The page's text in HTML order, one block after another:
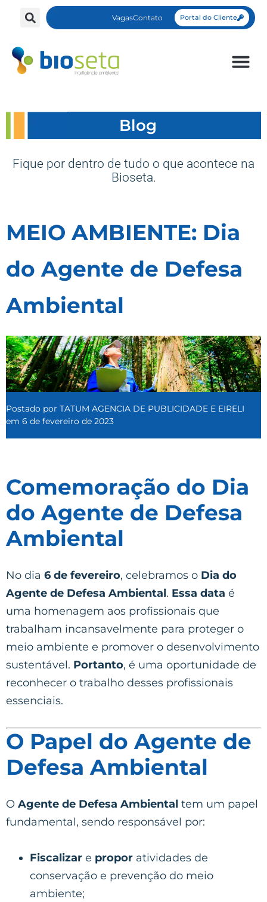
VagasContato Portal do Cliente
Blog
Fique por dentro de tudo o que acontece na
Bioseta.
MEIO AMBIENTE: Dia
do Agente de Defesa
Ambiental
Postado por TATUM AGENCIA DE PUBLICIDADE E EIRELI
em 6 de fevereiro de 2023
Comemoração do Dia
do Agente de Defesa
Ambiental
No dia 6 de fevereiro, celebramos o Dia do
Agente de Defesa Ambiental. Essa data é
uma homenagem aos profissionais que
trabalham incansavelmente para proteger o
meio ambiente e promover o desenvolvimento
sustentável. Portanto, é uma oportunidade de
reconhecer o trabalho desses profissionais
essenciais.
O Papel do Agente de
Defesa Ambiental
O Agente de Defesa Ambiental tem um papel
fundamental, sendo responsável por:
Fiscalizar e propor atividades de
conservação e prevenção do meio
ambiente;